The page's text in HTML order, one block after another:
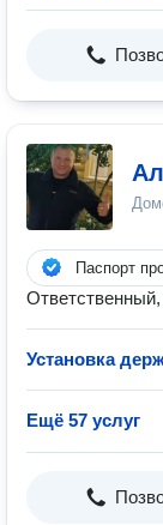
Паспорт
Установка
Ещё 57 услуг